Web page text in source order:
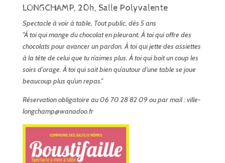
LONGCHAMP, 20h, Salle Polyvalente
Spectacle à voir à table, Tout public, dès 5 ans
"À toi qui mange du chocolat en pleurant. À toi qui offre des
chocolats pour avancer un pardon. À toi qui jette des assiettes
à la tête de celui que tu n’aimes plus. À toi qui boit un coup les
soirs d’orage. À toi qui sait bien qu’autour d’une table se joue
beaucoup plus qu’un repas."
Réservation obligatoire au 06 70 28 82 09 ou par mail : ville-
longchamp@wanadoo.fr